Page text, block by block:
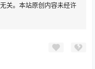
关。本站原创内容未经许